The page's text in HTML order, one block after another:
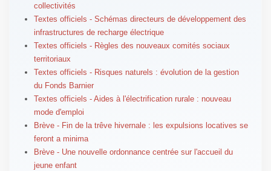
collectivités
Textes officiels - Schémas directeurs de développement des
infrastructures de recharge électrique
Textes officiels - Règles des nouveaux comités sociaux
territoriaux
Textes officiels - Risques naturels : évolution de la gestion
du Fonds Barnier
Textes officiels - Aides à l'électrification rurale : nouveau
mode d'emploi
Brève - Fin de la trêve hivernale : les expulsions locatives se
feront a minima
Brève - Une nouvelle ordonnance centrée sur l'accueil du
jeune enfant